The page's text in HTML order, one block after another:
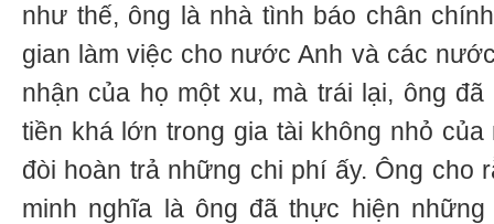
như thế, ông là nhà tình báo chân
gian làm việc cho nước Anh và các
nhận của họ một xu, mà trái lại, ông
tiền khá lớn trong gia tài không nhỏ
đòi hoàn trả những chi phí ấy. Ông cho
minh nghĩa là ông đã thực hiện